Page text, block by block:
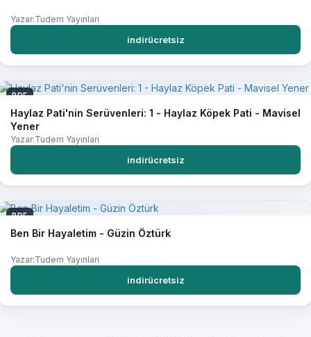
Yazar:Tudem Yayınları
indirücretsiz
PDF
Haylaz Pati'nin Serüvenleri: 1 - Haylaz Köpek Pati - Mavisel
Yener
Yazar:Tudem Yayınları
indirücretsiz
PDF
Ben Bir Hayaletim - Güzin Öztürk
Yazar:Tudem Yayınları
indirücretsiz